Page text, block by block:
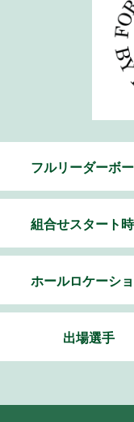
フルリーダーボ
組合せスタート
ホールロケーシ
出場選手